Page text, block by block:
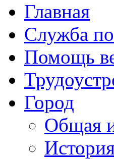
Главная
Служба
Помощь
Город
Общая